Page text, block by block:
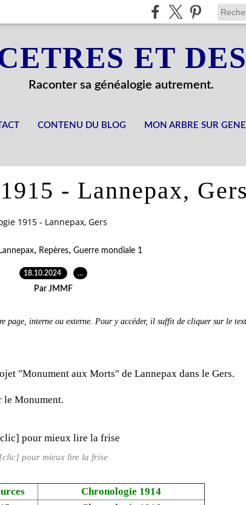
ET
Raconter sa généalogie autrement.
CONTENU DU BLOG MON ARBRE SUR
- Lannepax, Gers
1915 - Lannepax, Gers
Lannepax, Repères, Guerre mondiale 1
18.10.2024 …
Par JMMF
page, interne ou externe. Pour y accéder, il suffit de cliquer sur le
"Monument aux Morts" de Lannepax dans le Gers.
le Monument.
[clic] pour mieux lire la frise
Chronologie 1914